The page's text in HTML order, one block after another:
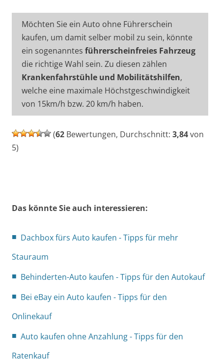
Möchten Sie ein Auto ohne Führerschein
kaufen, um damit selber mobil zu sein, könnte
ein sogenanntes führerscheinfreies Fahrzeug
die richtige Wahl sein. Zu diesen zählen
Krankenfahrstühle und Mobilitätshilfen,
welche eine maximale Höchstgeschwindigkeit
von 15km/h bzw. 20 km/h haben.
(62 Bewertungen, Durchschnitt: 3,84von
5)
Das könnte Sie auch interessieren:
Dachbox fürs Auto kaufen - Tipps für mehr
Stauraum
Behinderten-Auto kaufen - Tipps für den Autokauf
Bei eBay ein Auto kaufen - Tipps für den
Onlinekauf
Auto kaufen ohne Anzahlung - Tipps für den
Ratenkauf